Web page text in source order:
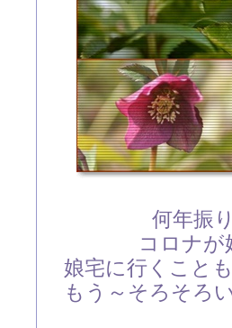
何年振
コロナが
娘宅に行くこと
もう～そろそろ